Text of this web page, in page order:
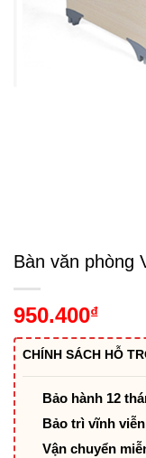
Bàn văn phòng
950.400₫
CHÍNH SÁCH HỖ
Bảo hành 12
Bảo trì vĩnh viễn
Vận chuyển